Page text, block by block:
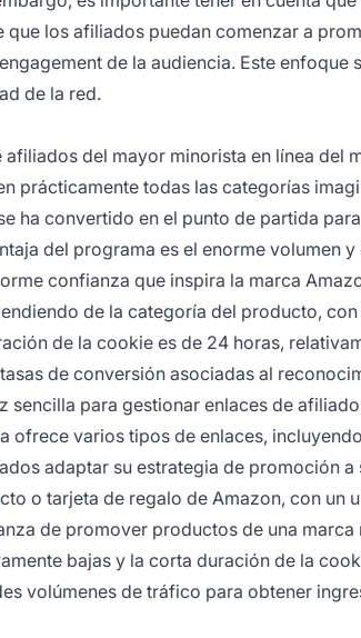
que los afiliados puedan comenzar a
de la audiencia. Este
de la red.
del mayor minorista en línea del
prácticamente todas las categorías
ha convertido en el punto de partida
del programa es el enorme volumen
confianza que inspira la marca
de la categoría del producto,
de la cookie es de 24 horas,
de conversión asociadas al
sencilla para gestionar enlaces de
ofrece varios tipos de enlaces,
adaptar su estrategia de promoción a
o tarjeta de regalo de Amazon, con un
de promover productos de una
bajas y la corta duración de la
volúmenes de tráfico para obtener